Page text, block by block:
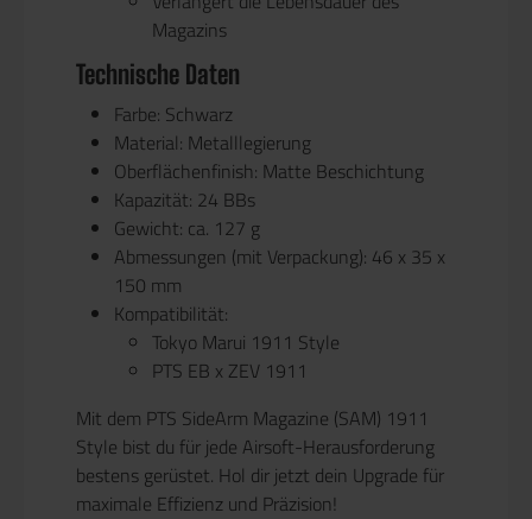
Magazins
Technische Daten
Farbe: Schwarz
Material: Metalllegierung
Oberflächenfinish: Matte Beschichtung
Kapazität: 24 BBs
Gewicht: ca. 127 g
Abmessungen (mit Verpackung): 46 x 35 x
150 mm
Kompatibilität:
Tokyo Marui 1911 Style
PTS EB x ZEV 1911
Mit dem PTS SideArm Magazine (SAM) 1911
Style bist du für jede Airsoft-Herausforderung
bestens gerüstet. Hol dir jetzt dein Upgrade für
maximale Effizienz und Präzision!